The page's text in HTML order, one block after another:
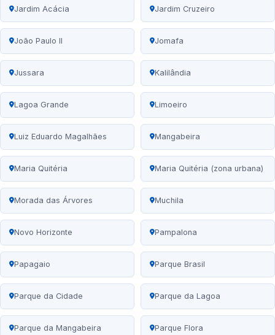
Jardim Acácia Jardim Cruzeiro
João Paulo II Jomafa
Jussara Kalilândia
Lagoa Grande Limoeiro
Luiz Eduardo Magalhães Mangabeira
Maria Quitéria Maria Quitéria (zona urbana)
Morada das Árvores Muchila
Novo Horizonte Pampalona
Papagaio Parque Brasil
Parque da Cidade Parque da Lagoa
Parque da Mangabeira Parque Flora